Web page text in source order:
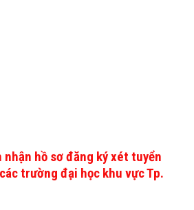
nhận hồ sơ đăng ký xét tuyển
trường đại học khu vực Tp.